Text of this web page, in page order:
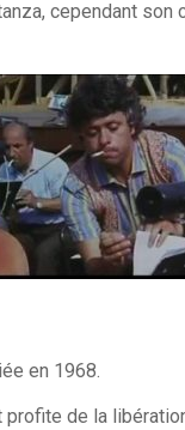
cependant son
en 1968.
de la